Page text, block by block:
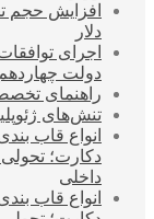
دلار
اجرای
دولت چهاردهم
راهنمای
تنش‌های
انواع قاب
دکارت؛
داخلی
انواع قاب